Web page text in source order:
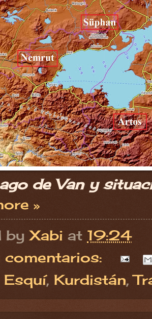
de Van y
»
byXabi at 19:24
comentarios:
Esquí, Kurdistán,